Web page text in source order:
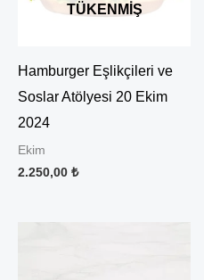
TÜKENMIŞ
Hamburger Eşlikçileri ve
Soslar Atölyesi 20 Ekim
2024
Ekim
2.250,00 ₺